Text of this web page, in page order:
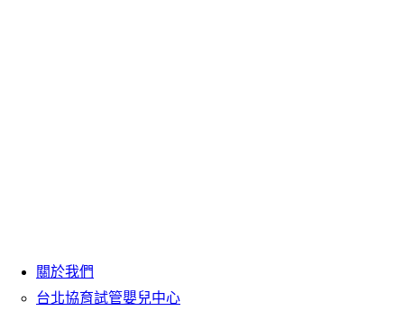
關於我們
台北協育試管嬰兒中心